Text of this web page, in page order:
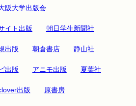
阪大学出版会
イト出版 朝日学生新聞社
出版 朝倉書店 静山社
出版 アニモ出版 夏葉社
出版 原書房